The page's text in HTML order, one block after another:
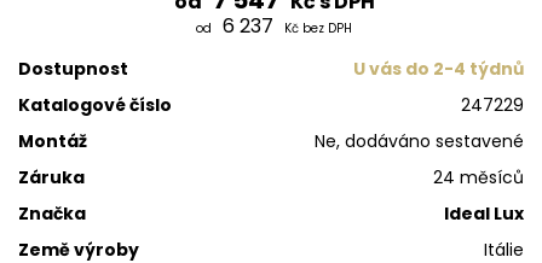
od 6 237 Kč bez DPH
Dostupnost
U vás do 2-4 týdnů
Katalogové číslo
247229
Montáž
Ne, dodáváno sestavené
Záruka
24 měsíců
Značka
Ideal Lux
Země výroby
Itálie